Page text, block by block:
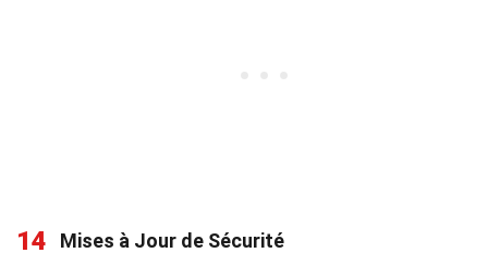
14
Mises à Jour de Sécurité